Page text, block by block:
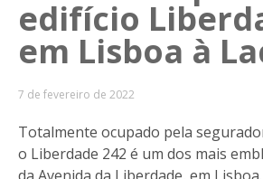
edifício
em Lisboa à
7 de fevereiro de 2022
Totalmente ocupado pela
o Liberdade 242 é um dos mais